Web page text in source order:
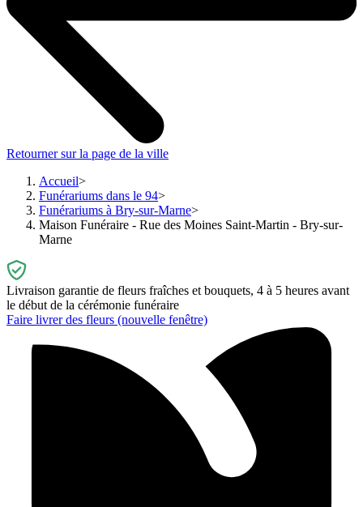
Retourner sur la page de la ville
Accueil
Funérariums dans le 94
Funérariums à Bry-sur-Marne
Maison Funéraire - Rue des Moines Saint-Martin - Bry-sur-
Marne
Livraison garantie de fleurs fraîches et bouquets, 4 à 5 heures avant
le début de la cérémonie funéraire
Faire livrer des fleurs (nouvelle fenêtre)